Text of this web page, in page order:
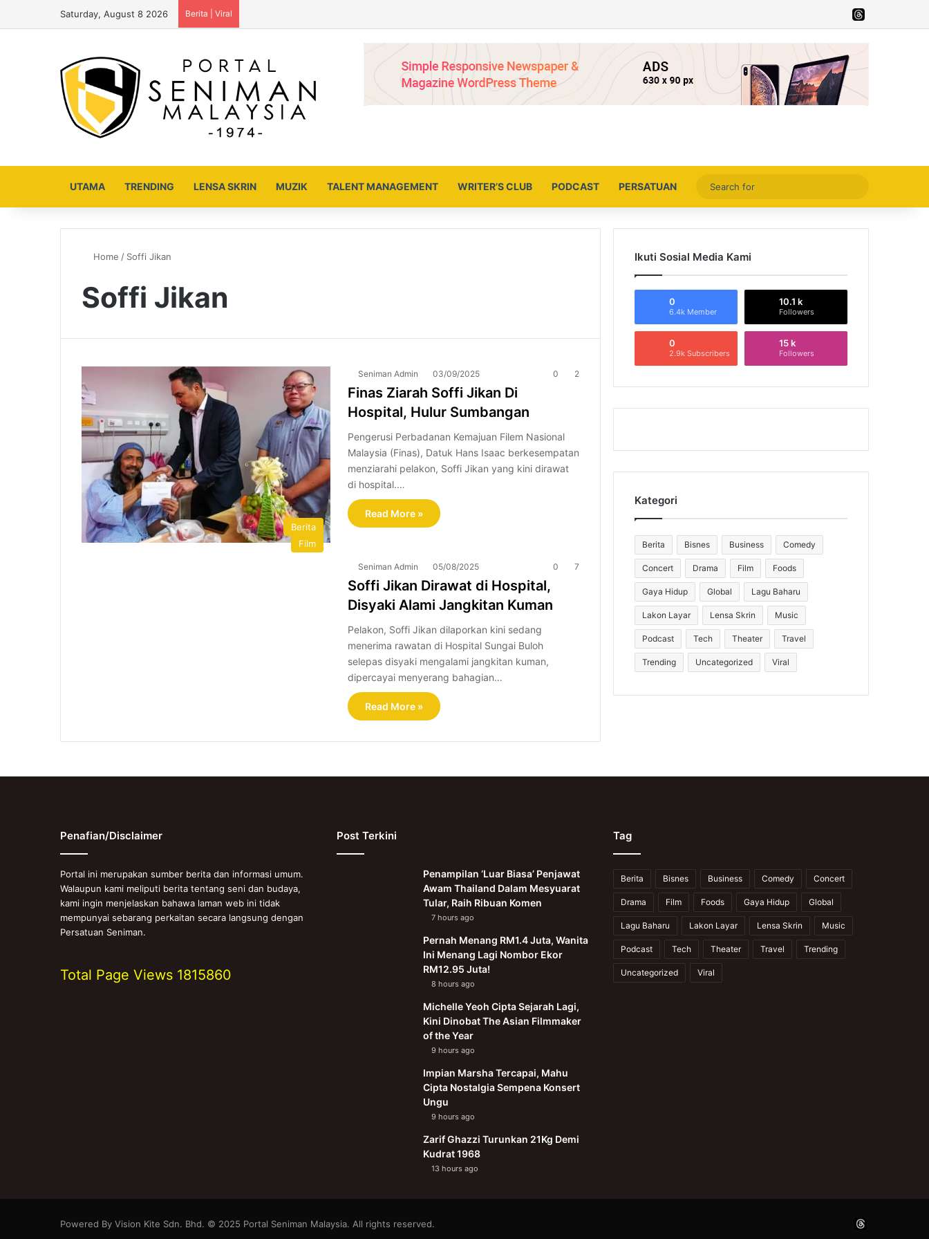
Saturday, August 8 2026 Berita | Viral YouTubeInstagram
UTAMA TRENDING LENSA SKRIN MUZIK TALENT MANAGEMENT WRITER’S CLUB PODCAST PERSATUAN
for
Home / Soffi Jikan
Soffi Jikan
Berita
Seniman Admin 03/09/2025 0 2
Finas Ziarah Soffi Jikan Di
Hospital, Hulur Sumbangan
Pengerusi Perbadanan Kemajuan Filem Nasional
Malaysia (Finas), Datuk Hans Isaac berkesempatan
menziarahi pelakon, Soffi Jikan yang kini dirawat
di hospital.…
Read More »
Film
Seniman Admin 05/08/2025 0 7
Soffi Jikan Dirawat di Hospital,
Disyaki Alami Jangkitan Kuman
Pelakon, Soffi Jikan dilaporkan kini sedang
menerima rawatan di Hospital Sungai Buloh
selepas disyaki mengalami jangkitan kuman,
dipercayai menyerang bahagian…
Read More »
Ikuti Sosial Media Kami
0
6.4k Member
10.1 k
Followers
0
2.9k Subscribers
15 k
Followers
Kategori
Berita Bisnes Business Comedy
Concert Drama Film Foods
Gaya Hidup Global Lagu Baharu
Lakon Layar Lensa Skrin Music
Podcast Tech Theater Travel
Trending Uncategorized Viral
Penafian/Disclaimer
Portal ini merupakan sumber berita dan informasi umum.
Walaupun kami meliputi berita tentang seni dan budaya,
kami ingin menjelaskan bahawa laman web ini tidak
mempunyai sebarang perkaitan secara langsung dengan
Persatuan Seniman.
Total Page Views 1815860
Post Terkini
Penampilan ‘Luar Biasa’ Penjawat
Awam Thailand Dalam Mesyuarat
Tular, Raih Ribuan Komen
7 hours ago
Pernah Menang RM1.4 Juta, Wanita
Ini Menang Lagi Nombor Ekor
RM12.95 Juta!
8 hours ago
Michelle Yeoh Cipta Sejarah Lagi,
Kini Dinobat The Asian Filmmaker
of the Year
9 hours ago
Impian Marsha Tercapai, Mahu
Cipta Nostalgia Sempena Konsert
Ungu
9 hours ago
Zarif Ghazzi Turunkan 21Kg Demi
Kudrat 1968
13 hours ago
Tag
Berita Bisnes Business Comedy Concert
Drama Film Foods Gaya Hidup Global
Lagu Baharu Lakon Layar Lensa Skrin Music
Podcast Tech Theater Travel Trending
Uncategorized Viral
Powered By Vision Kite Sdn. Bhd. © 2025 Portal Seniman Malaysia. All rights reserved. YouTubeInstagram